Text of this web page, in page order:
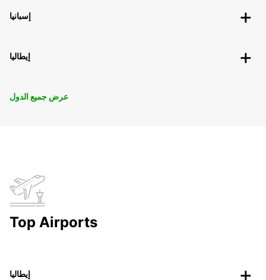
إسبانيا
إيطاليا
عرض جميع الدول
Top Airports
إيطاليا